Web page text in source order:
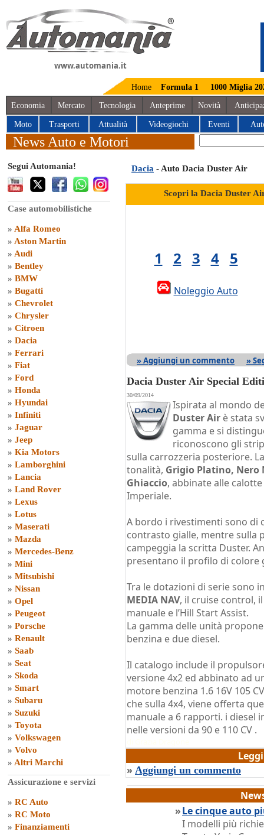
www.automania.it
Home Formula 1 1000 Miglia
Economia Mercato Tecnologia Anteprime Novità
Moto Trasporti Attualità Videogiochi Eventi
News Auto e Motori
Segui Automania!
Case automobilistiche
» Alfa Romeo
» Aston Martin
» Audi
» Bentley
» BMW
» Bugatti
» Chevrolet
» Chrysler
» Citroen
» Dacia
» Ferrari
» Fiat
» Ford
» Honda
» Hyundai
» Infiniti
» Jaguar
» Jeep
» Kia Motors
» Lamborghini
» Lancia
» Land Rover
» Lexus
» Lotus
» Maserati
» Mazda
» Mercedes-Benz
» Mini
» Mitsubishi
» Nissan
» Opel
» Peugeot
» Porsche
» Renault
» Saab
» Seat
» Skoda
» Smart
» Subaru
» Suzuki
» Toyota
» Volkswagen
» Volvo
» Altri Marchi
Assicurazione e servizi
» RC Auto
» RC Moto
» Finanziamenti
Dacia - Auto Dacia Duster Air
Scopri la Dacia Duster
1 2 3 4 5
Noleggio Auto
» Aggiungi un commento »
Dacia Duster Air Special
30/09/2014
Ispirata al mondo
Duster Air è stata
gamma e si
riconoscono gli
sulla carrozzeria posteriore.
tonalità, Grigio Platino, Nero
Ghiaccio, abbinate alle
Imperiale.
A bordo i rivestimenti sono di
contrasto gialle, mentre sulla
campeggia la scritta Duster.
presentano il profilo di colore
Tra le dotazioni di serie sono
MEDIA NAV, il cruise control,
manuale e l’Hill Start Assist.
La gamma delle unità
benzina e due diesel.
Il catalogo include il
versione 4x2 ed abbinato ad
motore benzina 1.6 16V 105
che sulla 4x4, viene offerta
manuale a 6 rapporti. i diesel
nelle versioni da 90 e 110 CV .
» Aggiungi un commento
»Le cinque auto
I modelli più